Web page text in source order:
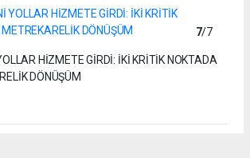
7/7
HİZMETE GİRDİ: İKİ KRİTİK NOKTADA
DÖNÜŞÜM